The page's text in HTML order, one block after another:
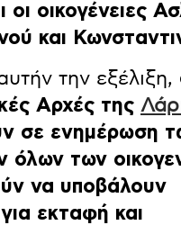
οι οικογένειες
και
την εξέλιξη,
Αρχές της
σε ενημέρωση
όλων των
να υποβάλουν
εκταφή και